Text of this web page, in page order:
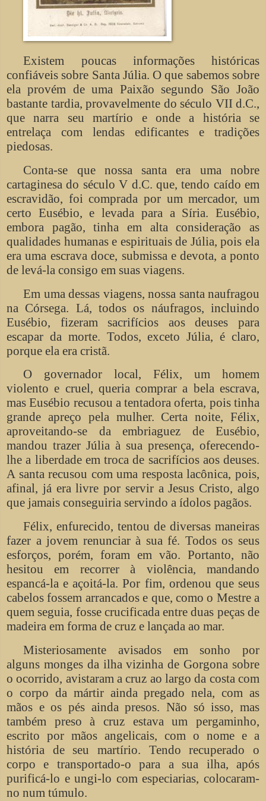
Existem poucas informações históricas
confiáveis ​​sobre Santa Júlia. O que sabemos sobre
ela provém de uma Paixão segundo São João
bastante tardia, provavelmente do século VII d.C.,
que narra seu martírio e onde a história se
entrelaça com lendas edificantes e tradições
piedosas.
Conta-se que nossa santa era uma nobre
cartaginesa do século V d.C. que, tendo caído em
escravidão, foi comprada por um mercador, um
certo Eusébio, e levada para a Síria. Eusébio,
embora pagão, tinha em alta consideração as
qualidades humanas e espirituais de Júlia, pois ela
era uma escrava doce, submissa e devota, a ponto
de levá-la consigo em suas viagens.
Em uma dessas viagens, nossa santa naufragou
na Córsega. Lá, todos os náufragos, incluindo
Eusébio, fizeram sacrifícios aos deuses para
escapar da morte. Todos, exceto Júlia, é claro,
porque ela era cristã.
O governador local, Félix, um homem
violento e cruel, queria comprar a bela escrava,
mas Eusébio recusou a tentadora oferta, pois tinha
grande apreço pela mulher. Certa noite, Félix,
aproveitando-se da embriaguez de Eusébio,
mandou trazer Júlia à sua presença, oferecendo-
lhe a liberdade em troca de sacrifícios aos deuses.
A santa recusou com uma resposta lacônica, pois,
afinal, já era livre por servir a Jesus Cristo, algo
que jamais conseguiria servindo a ídolos pagãos.
Félix, enfurecido, tentou de diversas maneiras
fazer a jovem renunciar à sua fé. Todos os seus
esforços, porém, foram em vão. Portanto, não
hesitou em recorrer à violência, mandando
espancá-la e açoitá-la. Por fim, ordenou que seus
cabelos fossem arrancados e que, como o Mestre a
quem seguia, fosse crucificada entre duas peças de
madeira em forma de cruz e lançada ao mar.
Misteriosamente avisados ​​em sonho por
alguns monges da ilha vizinha de Gorgona sobre
o ocorrido, avistaram a cruz ao largo da costa com
o corpo da mártir ainda pregado nela, com as
mãos e os pés ainda presos. Não só isso, mas
também preso à cruz estava um pergaminho,
escrito por mãos angelicais, com o nome e a
história de seu martírio. Tendo recuperado o
corpo e transportado-o para a sua ilha, após
purificá-lo e ungi-lo com especiarias, colocaram-
no num túmulo.